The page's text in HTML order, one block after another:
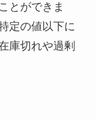
とができま
定の値以下に
庫切れや過剰